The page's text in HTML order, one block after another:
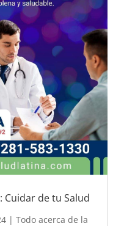
Cuidar de tu Salud
| Todo acerca de la